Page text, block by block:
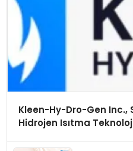
Kleen-Hy-Dro-Gen Inc.,
Hidrojen Isıtma